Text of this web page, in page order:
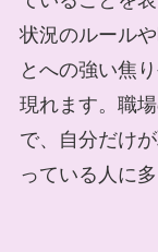
状況のルール
とへの強い焦
現れます。職
で、自分だけ
っている人に